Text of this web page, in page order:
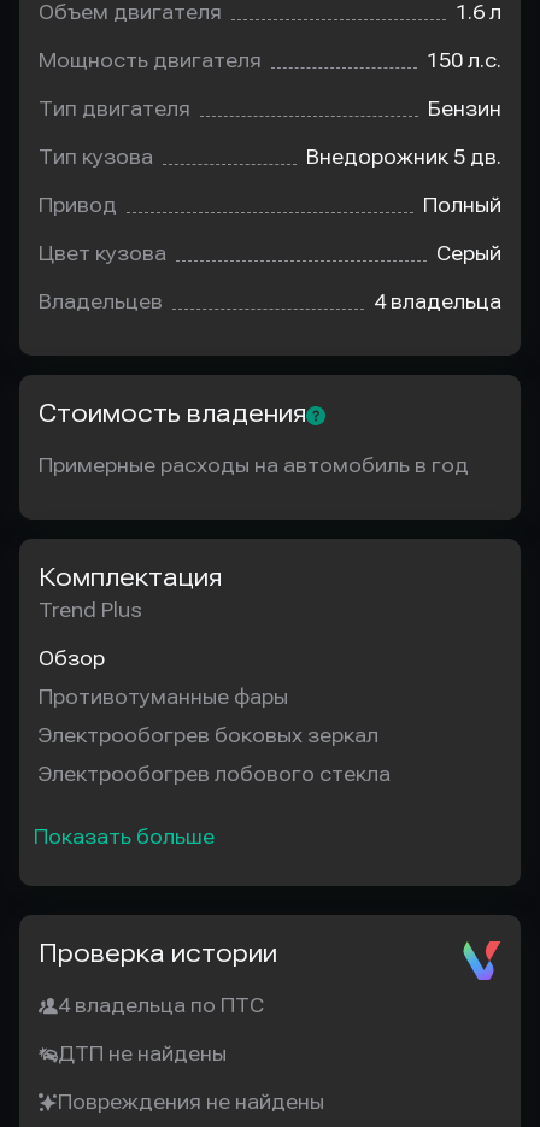
Объем двигателя 1.6 л
Мощность двигателя 150 л.с.
Тип двигателя Бензин
Тип кузова Внедорожник 5 дв.
Привод Полный
Цвет кузова Серый
Владельцев 4 владельца
Стоимость владения
Примерные расходы на автомобиль в год
Комплектация
Trend Plus
Обзор
Противотуманные фары
Электрообогрев боковых зеркал
Электрообогрев лобового стекла
Показать больше
Проверка истории
4 владельца по ПТС
ДТП не найдены
Повреждения не найдены